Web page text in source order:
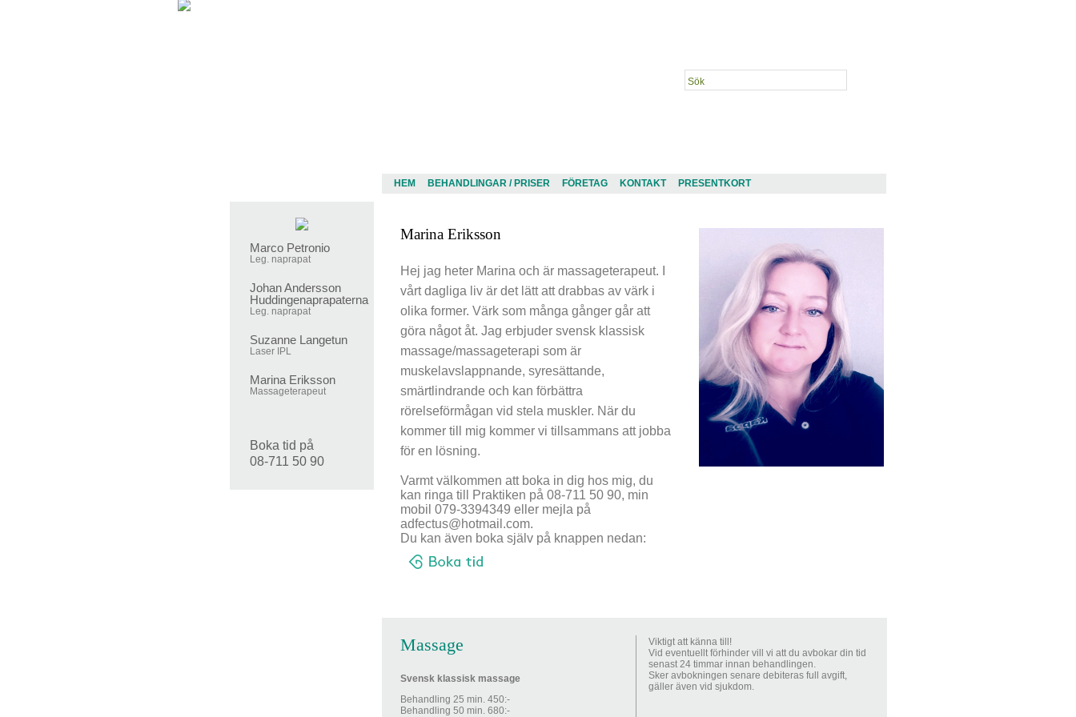
HEM BEHANDLINGAR / PRISER FÖRETAG KONTAKT PRESENTKORT
Marina Eriksson
Hej jag heter Marina och är massageterapeut. I
vårt dagliga liv är det lätt att drabbas av värk i
olika former. Värk som många gånger går att
göra något åt. Jag erbjuder svensk klassisk
massage/massageterapi som är
muskelavslappnande, syresättande,
smärtlindrande och kan förbättra
rörelseförmågan vid stela muskler. När du
kommer till mig kommer vi tillsammans att jobba
för en lösning.
Varmt välkommen att boka in dig hos mig, du
kan ringa till Praktiken på 08-711 50 90, min
mobil 079-3394349 eller mejla på
adfectus@hotmail.com.
Du kan även boka själv på knappen nedan:
Massage
Svensk klassisk massage
Behandling 25 min. 450:-
Behandling 50 min. 680:-
Viktigt att känna till!
Vid eventuellt förhinder vill vi att du avbokar din tid
senast 24 timmar innan behandlingen.
Sker avbokningen senare debiteras full avgift,
gäller även vid sjukdom.
Marco Petronio
Leg. naprapat
Johan Andersson
Huddingenaprapaterna
Leg. naprapat
Suzanne Langetun
Laser IPL
Marina Eriksson
Massageterapeut
Boka tid på
08-711 50 90